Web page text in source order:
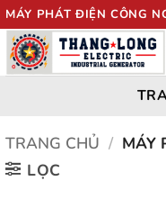
MÁY PHÁT ĐIỆN CÔNG
TRANG CHỦ / MÁY
LỌC